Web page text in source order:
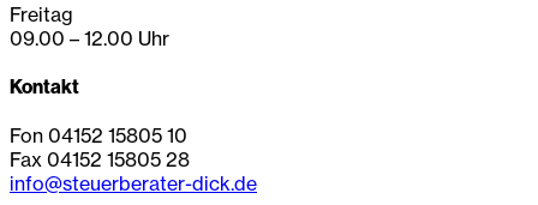
Freitag
09.00 – 12.00 Uhr
Kontakt
Fon 04152 15805 10
Fax 04152 15805 28
info@steuerberater-dick.de